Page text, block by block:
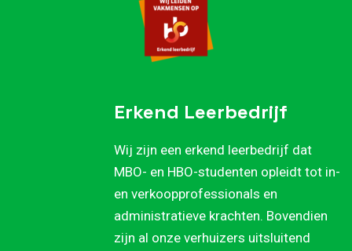
Erkend Leerbedrijf
Wij zijn een erkend leerbedrijf dat
MBO- en HBO-studenten opleidt tot in-
en verkoopprofessionals en
administratieve krachten. Bovendien
zijn al onze verhuizers uitsluitend